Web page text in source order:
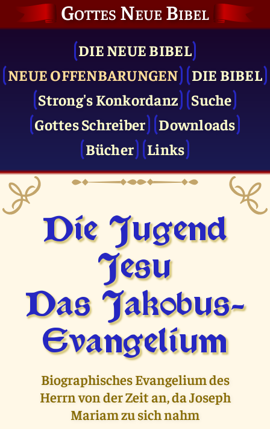
Gottes Neue Bibel
DIE NEUE BIBEL
NEUE OFFENBARUNGEN
DIE BIBEL
Strong's Konkordanz
Suche
Gottes Schreiber
Downloads
Bücher
Links
Die Jugend
Jesu
Das Jakobus-
Evangelium
Biographisches Evangelium des
Herrn von der Zeit an, da Joseph
Mariam zu sich nahm